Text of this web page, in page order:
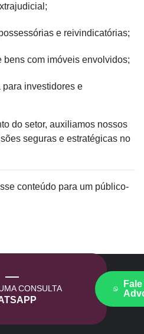
e reivindicatórias;
bens com imóveis envolvidos;
investidores e
do setor, auxiliamos nossos
seguras e estratégicas no
conteúdo para um público-
CONSULTA